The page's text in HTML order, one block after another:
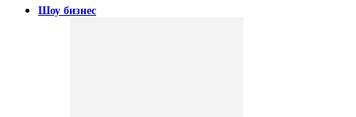
Шоу бизнес